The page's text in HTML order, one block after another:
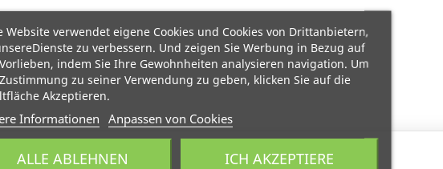
Website verwendet eigene Cookies und Cookies von Drittanbietern,
zu verbessern. Und zeigen Sie Werbung in Bezug auf
indem Sie Ihre Gewohnheiten analysieren navigation. Um
zu seiner Verwendung zu geben, klicken Sie auf die
Akzeptieren.
Informationen Anpassen von Cookies
ALLE ABLEHNEN ICH AKZEPTIERE